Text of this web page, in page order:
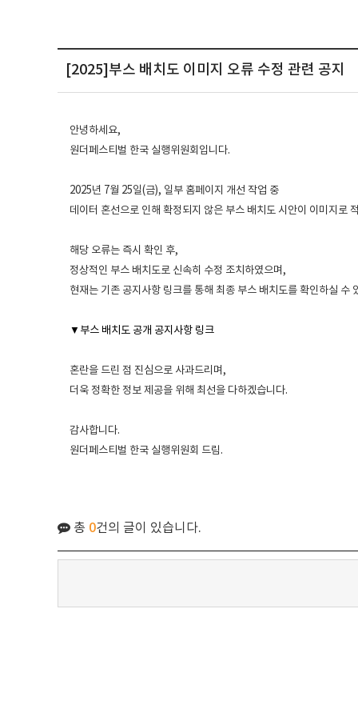
[2025]부스 배치도 이미지 오류 수정 관련 공지
안녕하세요,
원더페스티벌 한국 실행위원회입니다.
2025년 7월 25일(금), 일부 홈페이지 개선 작업 중
데이터 혼선으로 인해 확정되지 않은 부스 배치도 시안이 이미지로
해당 오류는 즉시 확인 후,
정상적인 부스 배치도로 신속히 수정 조치하였으며,
현재는 기존 공지사항 링크를 통해 최종 부스 배치도를 확인하실 수
▼부스 배치도 공개 공지사항 링크
혼란을 드린 점 진심으로 사과드리며,
더욱 정확한 정보 제공을 위해 최선을 다하겠습니다.
감사합니다.
원더페스티벌 한국 실행위원회 드림.
총 0건의 글이 있습니다.